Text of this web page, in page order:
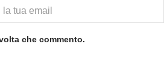
che commento.